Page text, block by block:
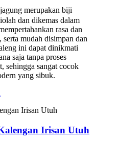
merupakan biji
dan dikemas dalam
rasa dan
mudah disimpan dan
ini dapat dinikmati
saja tanpa proses
sehingga sangat cocok
yang sibuk.
Irisan Utuh